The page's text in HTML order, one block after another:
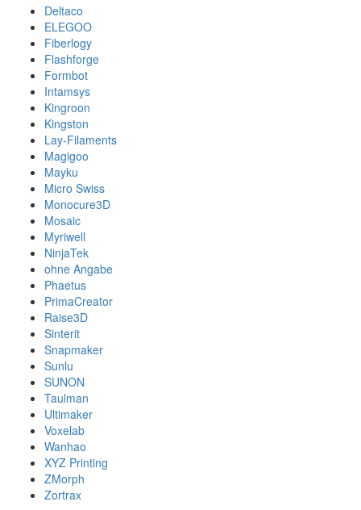
Deltaco
ELEGOO
Fiberlogy
Flashforge
Formbot
Intamsys
Kingroon
Kingston
Lay-Filaments
Magigoo
Mayku
Micro Swiss
Monocure3D
Mosaic
Myriwell
NinjaTek
ohne Angabe
Phaetus
PrimaCreator
Raise3D
Sinterit
Snapmaker
Sunlu
SUNON
Taulman
Ultimaker
Voxelab
Wanhao
XYZ Printing
ZMorph
Zortrax